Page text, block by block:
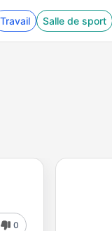
Travail Salle de sport
0